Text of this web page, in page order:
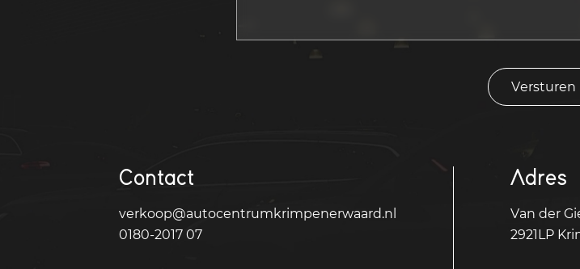
Versturen
Contact
verkoop@autocentrumkrimpenerwaard.nl
0180-2017 07
Adres
Van der
2921LP